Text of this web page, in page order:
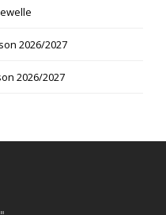
2026/2027
2026/2027